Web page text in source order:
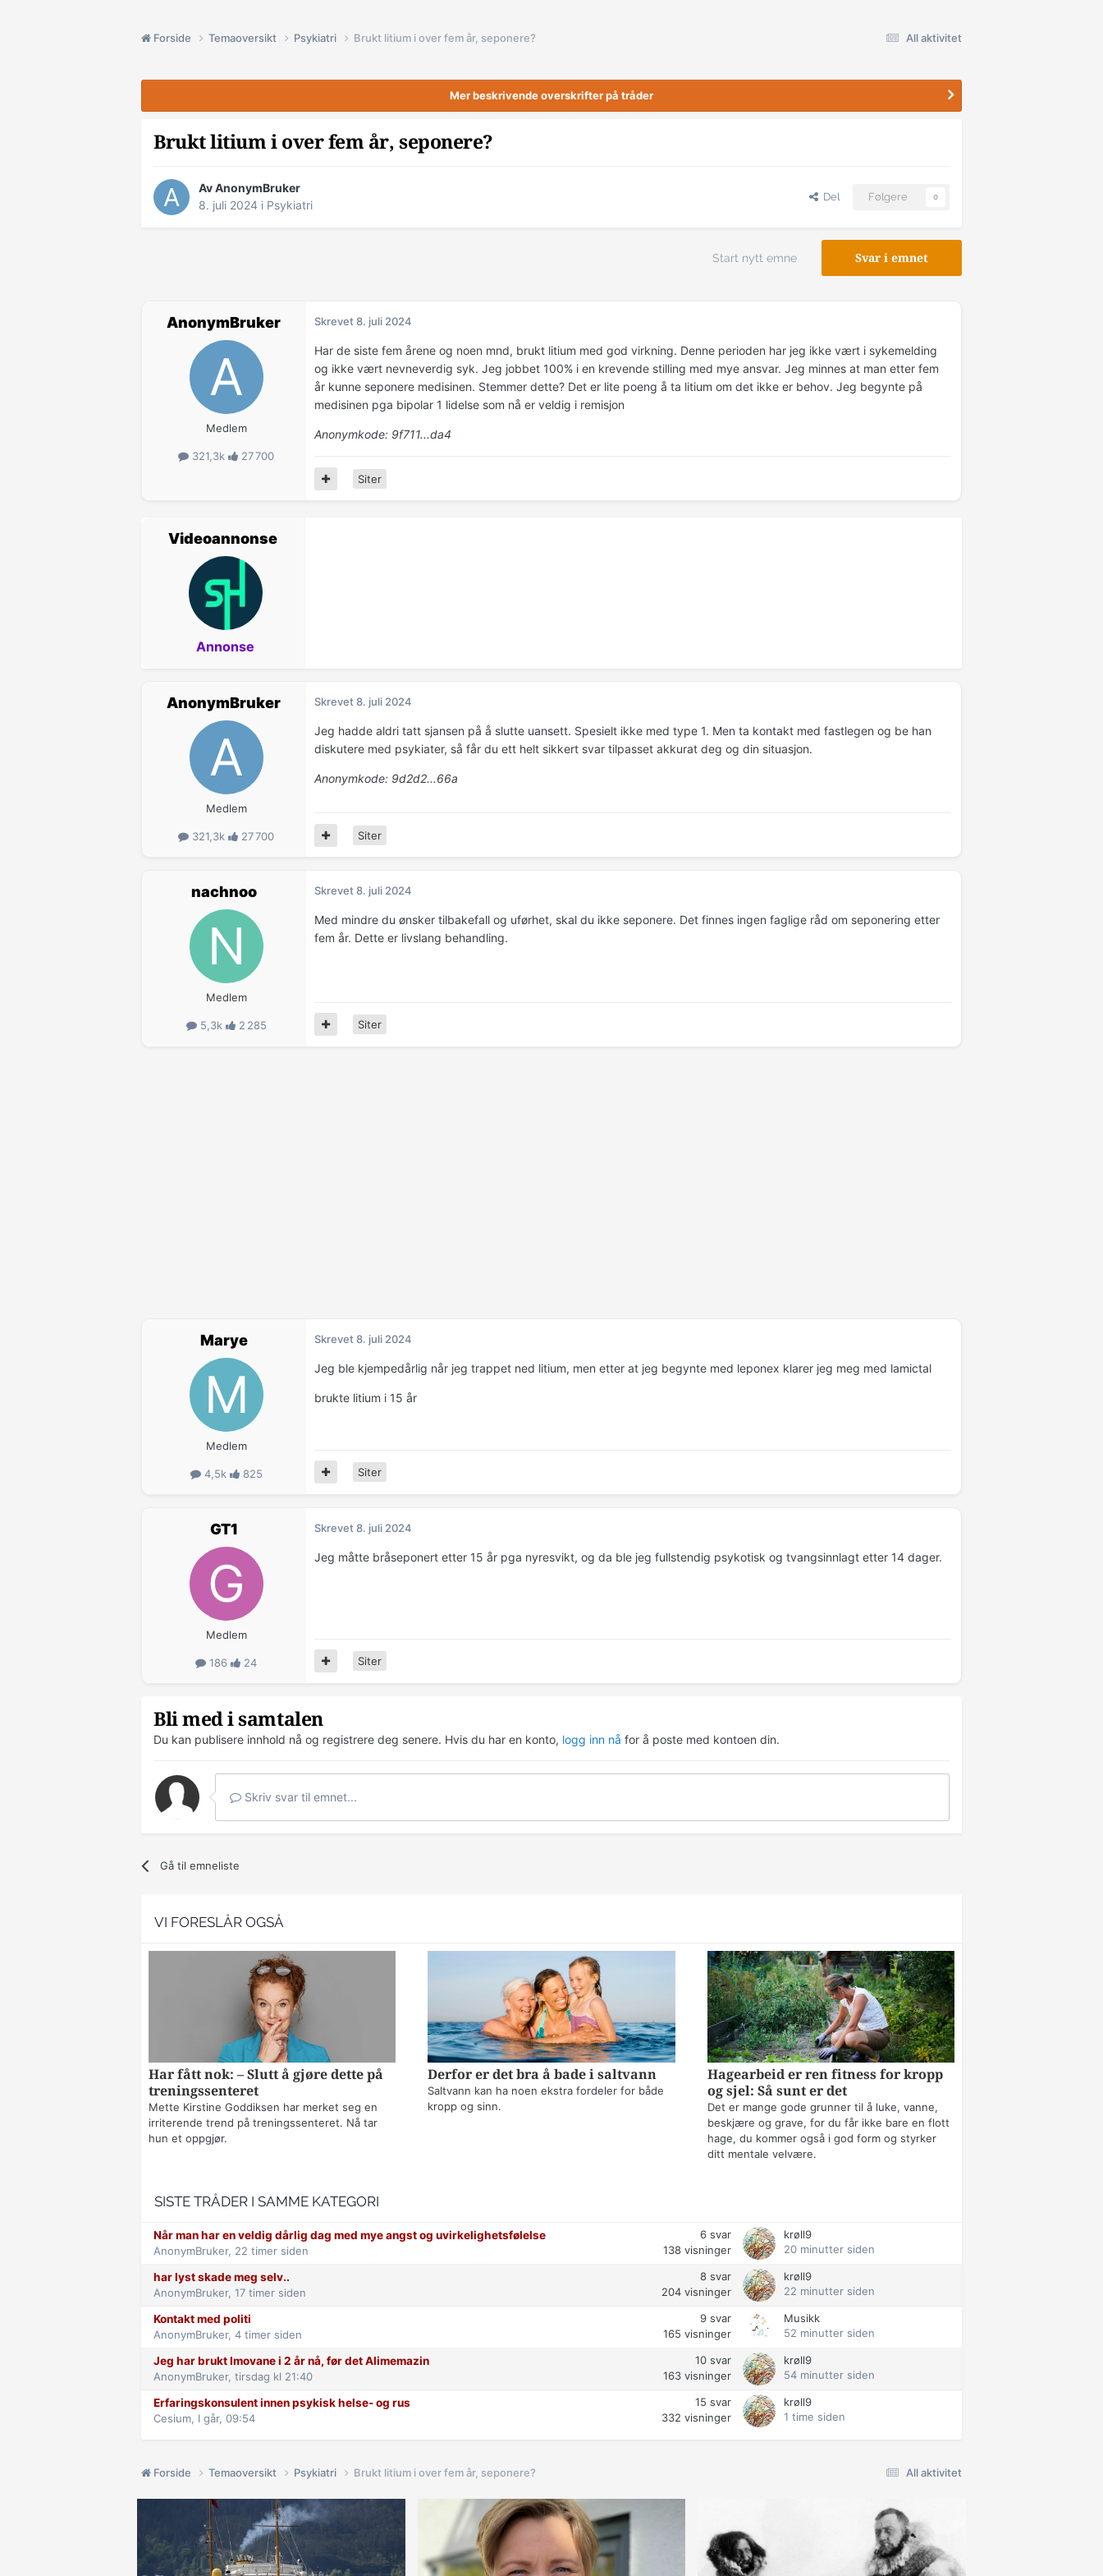
All aktivitet
Forside Temaoversikt Psykiatri Brukt litium i over fem år, seponere?
Mer beskrivende overskrifter på tråder
Brukt litium i over fem år, seponere?
Av AnonymBruker
8. juli 2024 i Psykiatri
Del Følgere 0
Svar i emnet
Start nytt emne
AnonymBruker
Medlem
321,3k 27 700
Skrevet8. juli 2024
Har de siste fem årene og noen mnd, brukt litium med god virkning. Denne perioden har jeg ikke vært i sykemelding
og ikke vært nevneverdig syk. Jeg jobbet 100% i en krevende stilling med mye ansvar. Jeg minnes at man etter fem
år kunne seponere medisinen. Stemmer dette? Det er lite poeng å ta litium om det ikke er behov. Jeg begynte på
medisinen pga bipolar 1 lidelse som nå er veldig i remisjon
Anonymkode: 9f711...da4
Siter
Videoannonse
Annonse
AnonymBruker
Medlem
321,3k 27 700
Skrevet8. juli 2024
Jeg hadde aldri tatt sjansen på å slutte uansett. Spesielt ikke med type 1. Men ta kontakt med fastlegen og be han
diskutere med psykiater, så får du ett helt sikkert svar tilpasset akkurat deg og din situasjon.
Anonymkode: 9d2d2...66a
Siter
nachnoo
Medlem
5,3k 2 285
Skrevet8. juli 2024
Med mindre du ønsker tilbakefall og uførhet, skal du ikke seponere. Det finnes ingen faglige råd om seponering etter
fem år. Dette er livslang behandling.
Siter
Marye
Medlem
4,5k 825
Skrevet8. juli 2024
Jeg ble kjempedårlig når jeg trappet ned litium, men etter at jeg begynte med leponex klarer jeg meg med lamictal
brukte litium i 15 år
Siter
GT1
Medlem
186 24
Skrevet8. juli 2024
Jeg måtte bråseponert etter 15 år pga nyresvikt, og da ble jeg fullstendig psykotisk og tvangsinnlagt etter 14 dager.
Siter
Bli med i samtalen
Du kan publisere innhold nå og registrere deg senere. Hvis du har en konto, logg inn nå for å poste med kontoen din.
Skriv svar til emnet...
Gå til emneliste
VI FORESLÅR OGSÅ
Har fått nok: – Slutt å gjøre dette på
treningssenteret
Mette Kirstine Goddiksen har merket seg en
irriterende trend på treningssenteret. Nå tar
hun et oppgjør.
Derfor er det bra å bade i saltvann
Saltvann kan ha noen ekstra fordeler for både
kropp og sinn.
Hagearbeid er ren fitness for kropp
og sjel: Så sunt er det
Det er mange gode grunner til å luke, vanne,
beskjære og grave, for du får ikke bare en flott
hage, du kommer også i god form og styrker
ditt mentale velvære.
SISTE TRÅDER I SAMME KATEGORI
Når man har en veldig dårlig dag med mye angst og uvirkelighetsfølelse
AnonymBruker, 22 timer siden
6 svar
138 visninger
krøll9
20 minutter siden
har lyst skade meg selv..
AnonymBruker, 17 timer siden
8 svar
204 visninger
krøll9
22 minutter siden
Kontakt med politi
AnonymBruker, 4 timer siden
9 svar
165 visninger
Musikk
52 minutter siden
Jeg har brukt Imovane i 2 år nå, før det Alimemazin
AnonymBruker, tirsdag kl 21:40
10 svar
163 visninger
krøll9
54 minutter siden
Erfaringskonsulent innen psykisk helse- og rus
Cesium, I går, 09:54
15 svar
332 visninger
krøll9
1 time siden
All aktivitet
Forside Temaoversikt Psykiatri Brukt litium i over fem år, seponere?